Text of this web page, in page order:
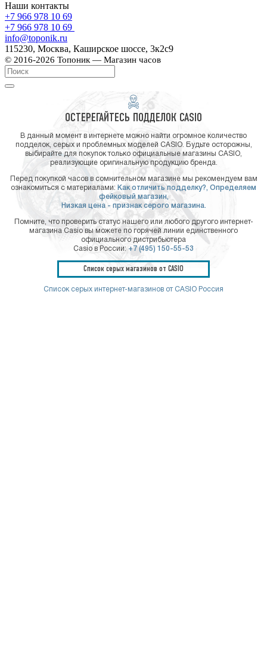
Наши контакты
+7 966 978 10 69
+7 966 978 10 69
info@toponik.ru
115230, Москва, Каширское шоссе, 3к2с9
© 2016-2026 Топоник — Магазин часов
ОСТЕРЕГАЙТЕСЬ ПОДДЕЛОК CASIO
В данный момент в интернете можно найти огромное количество
подделок, серых и проблемных моделей CASIO. Будьте осторожны,
выбирайте для покупок только официальные магазины CASIO,
реализующие оригинальную продукцию бренда.
Перед покупкой часов в сомнительном магазине мы рекомендуем вам
ознакомиться с материалами: Как отличить подделку?, Определяем
фейковый магазин,
Низкая цена - признак серого магазина.
Помните, что проверить статус нашего или любого другого интернет-
магазина Casio вы можете по горячей линии единственного
официального дистрибьютера
Casio в России: +7 (495) 150-55-53
Список серых магазинов от CASIO
Список серых интернет-магазинов от CASIO Россия